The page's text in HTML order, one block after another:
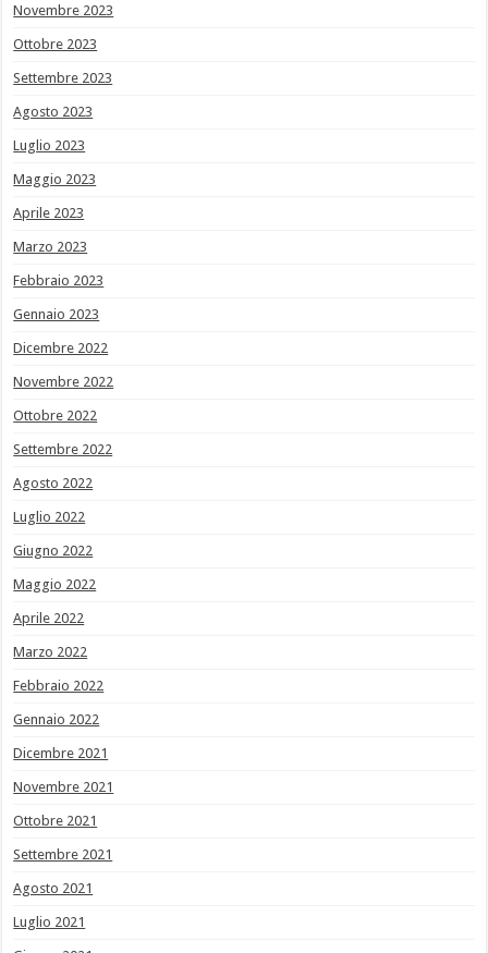
Novembre 2023
Ottobre 2023
Settembre 2023
Agosto 2023
Luglio 2023
Maggio 2023
Aprile 2023
Marzo 2023
Febbraio 2023
Gennaio 2023
Dicembre 2022
Novembre 2022
Ottobre 2022
Settembre 2022
Agosto 2022
Luglio 2022
Giugno 2022
Maggio 2022
Aprile 2022
Marzo 2022
Febbraio 2022
Gennaio 2022
Dicembre 2021
Novembre 2021
Ottobre 2021
Settembre 2021
Agosto 2021
Luglio 2021